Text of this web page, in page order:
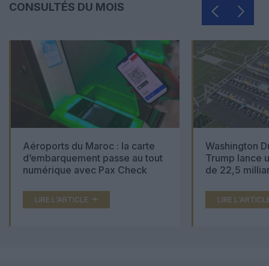
CONSULTÉS DU MOIS
Aéroports du Maroc : la carte
d’embarquement passe au tout
numérique avec Pax Check
LIRE L'ARTICLE
Washington
Trump lance
de 22,5
LIRE